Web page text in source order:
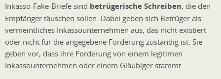
Inkasso-Fake-Briefe sind betrügerische Schreiben, die den
Empfänger täuschen sollen. Dabei geben sich Betrüger als
vermeintliches Inkassounternehmen aus, das nicht existiert
oder nicht für die angegebene Forderung zuständig ist. Sie
geben vor, dass ihre Forderung von einem legitimen
Inkassounternehmen oder einem Gläubiger stammt.